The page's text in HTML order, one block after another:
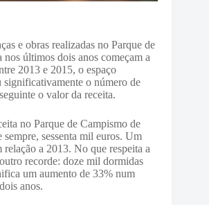
e obras realizadas no Parque de
últimos dois anos começam a
2013 e 2015, o espaço
significativamente o número de
o valor da receita.
no Parque de Campismo de
sessenta mil euros. Um
relação a 2013. No que respeita a
recorde: doze mil dormidas
um aumento de 33% num
anos.